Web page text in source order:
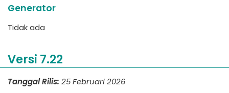
Generator
Tidak ada
Versi 7.22
Tanggal Rilis: 25 Februari 2026